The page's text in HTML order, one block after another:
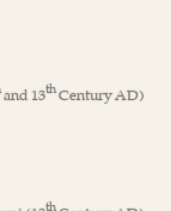
and 13thCentury AD)